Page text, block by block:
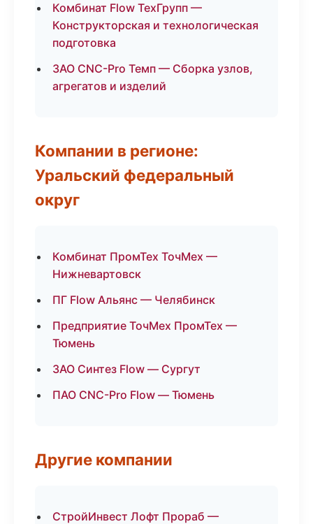
Комбинат Flow ТехГрупп —
Конструкторская и технологическая
подготовка
ЗАО CNC-Pro Темп — Сборка узлов,
агрегатов и изделий
Компании в регионе:
Уральский федеральный
округ
Комбинат ПромТех ТочМех —
Нижневартовск
ПГ Flow Альянс — Челябинск
Предприятие ТочМех ПромТех —
Тюмень
ЗАО Синтез Flow — Сургут
ПАО CNC-Pro Flow — Тюмень
Другие компании
СтройИнвест Лофт Прораб —